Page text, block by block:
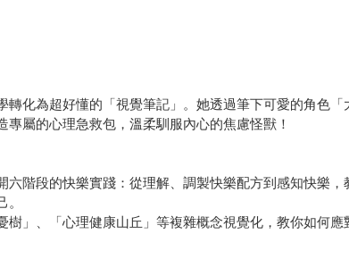
化為超好懂的「視覺筆記」。她透過筆下可愛的角色
屬的心理急救包，溫柔馴服內心的焦慮怪獸！
階段的快樂實踐：從理解、調製快樂配方到感知快樂
」、「心理健康山丘」等複雜概念視覺化，教你如何